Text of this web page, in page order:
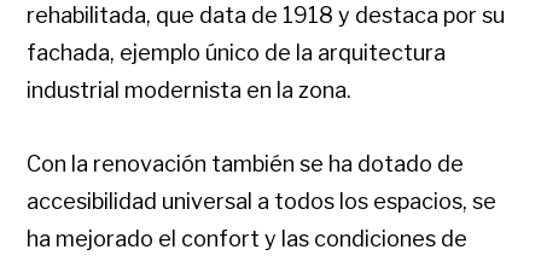
rehabilitada, que data de 1918 y destaca por su
fachada, ejemplo único de la arquitectura
industrial modernista en la zona.
Con la renovación también se ha dotado de
accesibilidad universal a todos los espacios, se
ha mejorado el confort y las condiciones de